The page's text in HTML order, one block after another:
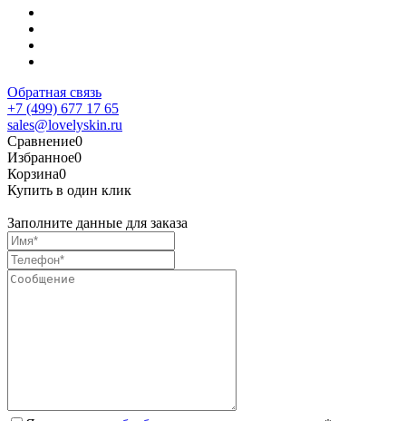
Обратная связь
+7 (499) 677 17 65
sales@lovelyskin.ru
Сравнение0
Избранное0
Корзина0
Купить в один клик
Заполните данные для заказа